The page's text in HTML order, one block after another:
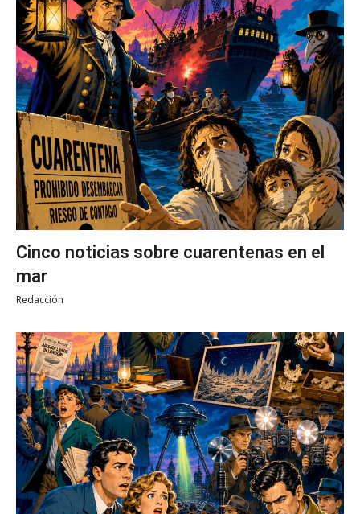
Cinco noticias sobre cuarentenas en el
mar
Redacción